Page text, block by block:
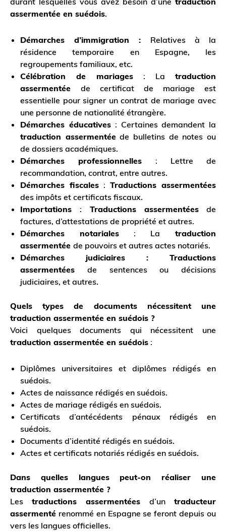
assermentée en suédois.
Démarches d’immigration : Relatives à la
résidence temporaire en Espagne, les
regroupements familiaux, etc.
Célébration de mariages : La traduction
assermentée de certificat de mariage est
essentielle pour signer un contrat de mariage avec
une personne de nationalité étrangère.
Démarches éducatives : Certaines demandent la
traduction assermentéede bulletins de notes ou
de dossiers académiques.
Démarches professionnelles : Lettre de
recommandation, contrat, entre autres.
Démarches fiscales : Traductions assermentées
des impôts et certificats fiscaux.
Importations : Traductions assermentéesde
factures, d’attestations de propriété et autres.
Démarches notariales : La traduction
assermentée de pouvoirs et autres actes notariés.
Démarches judiciaires : Traductions
assermentées de sentences ou décisions
judiciaires, et autres.
Quels types de documents nécessitent une
traduction assermentée en suédois ?
Voici quelques documents qui nécessitent une
traduction assermentée en suédois :
Diplômes universitaires et diplômes rédigés en
suédois.
Actes de naissance rédigés en suédois.
Actes de mariage rédigés en suédois.
Certificats d’antécédents pénaux rédigés en
suédois.
Documents d’identité rédigés en suédois.
Actes et certificats notariés rédigés en suédois.
Dans quelles langues peut-on réaliser une
traduction assermentée ?
Les traductions assermentées d’un traducteur
assermenté renommé en Espagne se feront depuis ou
vers les langues officielles.